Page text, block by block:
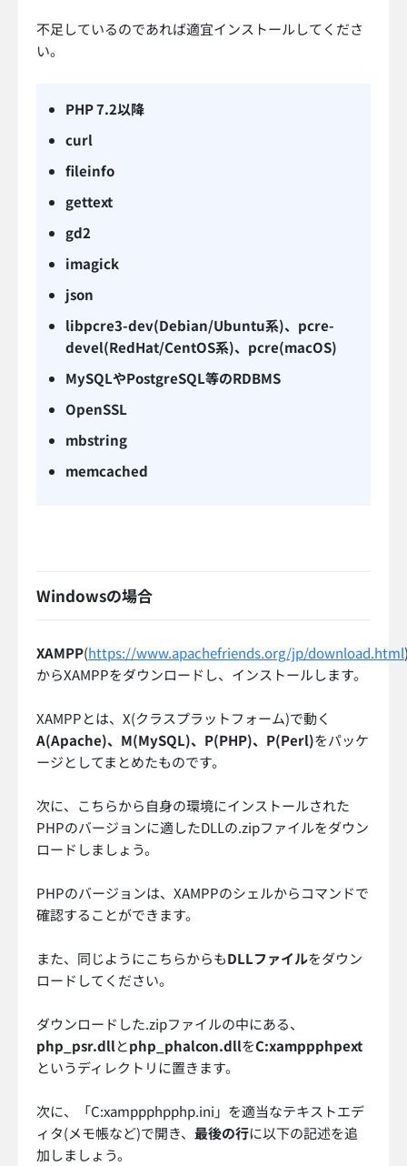
不足しているのであれば適宜インストールしてくださ
い。
PHP 7.2以降
curl
fileinfo
gettext
gd2
imagick
json
libpcre3-dev(Debian/Ubuntu系)、pcre-
devel(RedHat/CentOS系)、pcre(macOS)
MySQLやPostgreSQL等のRDBMS
OpenSSL
mbstring
memcached
Windowsの場合
XAMPP(https://www.apachefriends.org/jp/download.html
からXAMPPをダウンロードし、インストールします。
XAMPPとは、X(クラスプラットフォーム)で動く
A(Apache)、M(MySQL)、P(PHP)、P(Perl)をパッケ
ージとしてまとめたものです。
次に、こちらから自身の環境にインストールされた
PHPのバージョンに適したDLLの.zipファイルをダウン
ロードしましょう。
PHPのバージョンは、XAMPPのシェルからコマンドで
確認することができます。
また、同じようにこちらからもDLLファイルをダウン
ロードしてください。
ダウンロードした.zipファイルの中にある、
php_psr.dllとphp_phalcon.dllをC:xamppphpext
というディレクトリに置きます。
次に、「C:xamppphpphp.ini」を適当なテキストエデ
ィタ(メモ帳など)で開き、 最後の行に以下の記述を追
加しましょう。